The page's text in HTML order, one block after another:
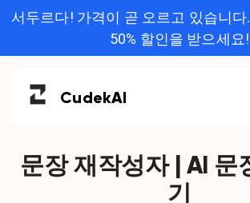
서두르다! 가격이 곧 오르고 있습니
50% 할인을 받으세요!
CudekAI
문장 재작성자 | AI 문
기